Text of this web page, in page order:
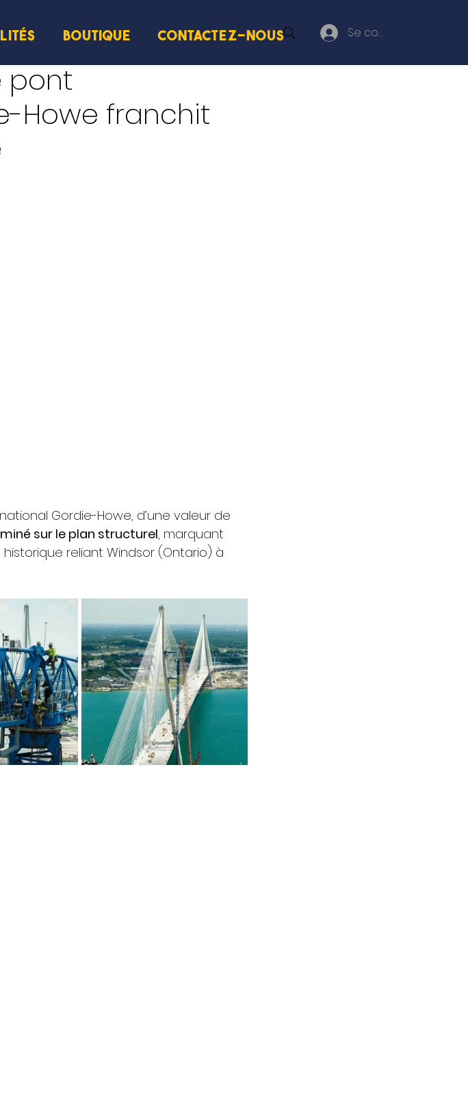
Se connecter
BOUTIQUE Contactez-nous
pont
Howe franchit
Gordie-Howe, d’une valeur de
sur le plan structurel, marquant
reliant Windsor (Ontario) à